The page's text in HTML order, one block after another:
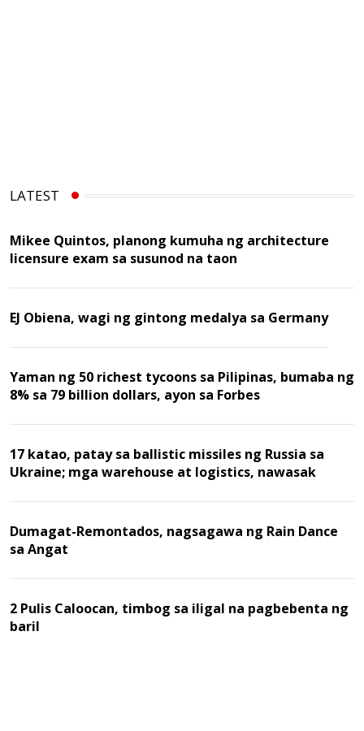
LATEST
Mikee Quintos, planong kumuha ng architecture
licensure exam sa susunod na taon
EJ Obiena, wagi ng gintong medalya sa Germany
Yaman ng 50 richest tycoons sa Pilipinas, bumaba ng
8% sa 79 billion dollars, ayon sa Forbes
17 katao, patay sa ballistic missiles ng Russia sa
Ukraine; mga warehouse at logistics, nawasak
Dumagat-Remontados, nagsagawa ng Rain Dance
sa Angat
2 Pulis Caloocan, timbog sa iligal na pagbebenta ng
baril